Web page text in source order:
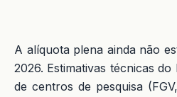
A alíquota plena ainda não
2026. Estimativas técnicas
de centros de pesquisa